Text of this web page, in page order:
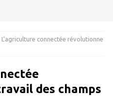
L’agriculture connectée révolutionne
des champs